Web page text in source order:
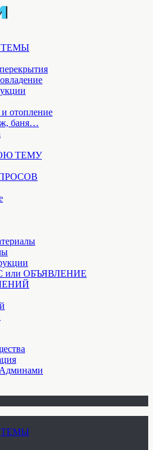
ТЕМЫ
отопление
баня…
ТЕМУ
ОБЪЯВЛЕНИЕ
ТЕМЫ